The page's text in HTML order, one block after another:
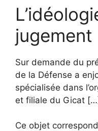
jugement
Sur demande du
de la Défense a
spécialisée dans
et filiale du Gicat
Ce objet